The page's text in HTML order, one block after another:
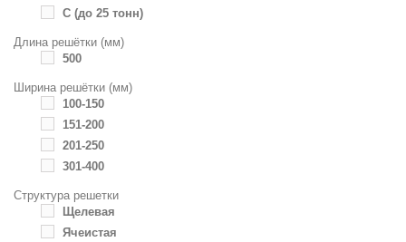
C (до 25 тонн)
Длина решётки (мм)
500
Ширина решётки (мм)
100-150
151-200
201-250
301-400
Структура решетки
Щелевая
Ячеистая